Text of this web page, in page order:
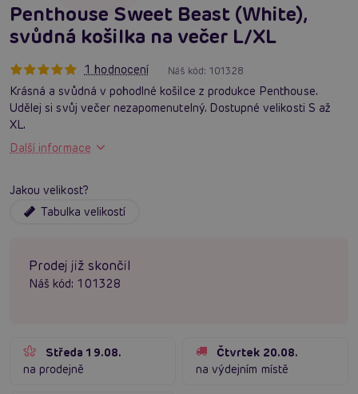
Penthouse Sweet Beast (White),
svůdná košilka na večer L/XL
1 hodnocení Náš kód: 101328
Krásná a svůdná v pohodlné košilce z produkce Penthouse.
Udělej si svůj večer nezapomenutelný. Dostupné velikosti S až
XL.
Další informace
Jakou velikost?
Tabulka velikostí
Prodej již skončil
Náš kód: 101328
Středa 19.08.
na prodejně
Čtvrtek 20.08.
na výdejním místě